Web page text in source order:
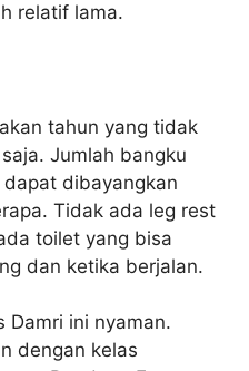
relatif lama.
tahun yang tidak
Jumlah bangku
dibayangkan
Tidak ada leg rest
toilet yang bisa
dan ketika berjalan.
Damri ini nyaman.
dengan kelas